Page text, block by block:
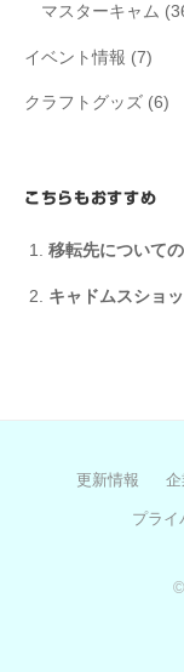
マスターキャム
イベント情報 (7)
クラフトグッズ (6)
こちらもおすすめ
移転先について
キャドムスショ
更新情報
プライ